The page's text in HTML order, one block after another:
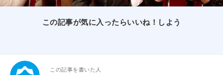
この記事が気に入ったらいいね！しよう
この記事を書いた人